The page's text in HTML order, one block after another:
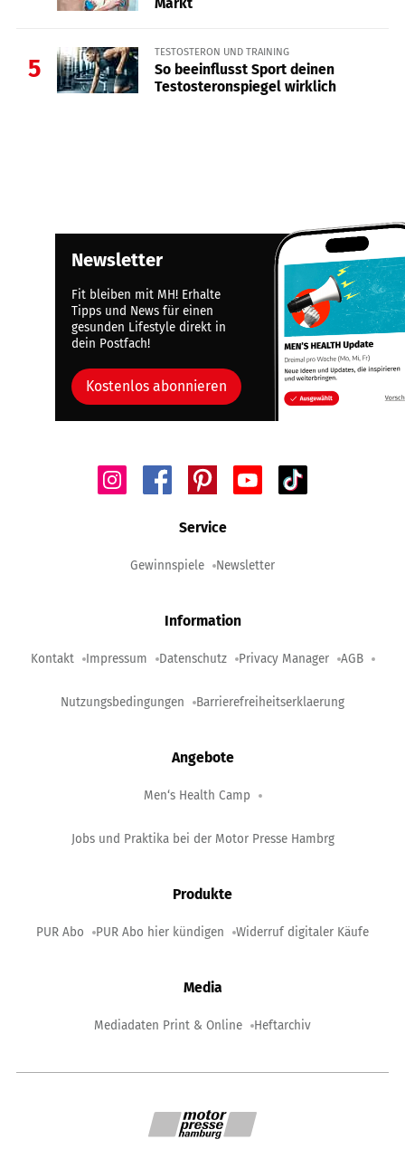
5
TESTOSTERON UND TRAINING
So beeinflusst Sport deinen
Testosteronspiegel wirklich
Newsletter
Fit bleiben mit MH! Erhalte
Tipps und News für einen
gesunden Lifestyle direkt in
dein Postfach!
Kostenlos abonnieren
Service
Gewinnspiele Newsletter
Information
Kontakt Impressum Datenschutz Privacy Manager AGB
Nutzungsbedingungen Barrierefreiheitserklaerung
Angebote
Men‘s Health Camp
Jobs und Praktika bei der Motor Presse Hambrg
Produkte
PUR Abo PUR Abo hier kündigen Widerruf digitaler Käufe
Media
Mediadaten Print & Online Heftarchiv